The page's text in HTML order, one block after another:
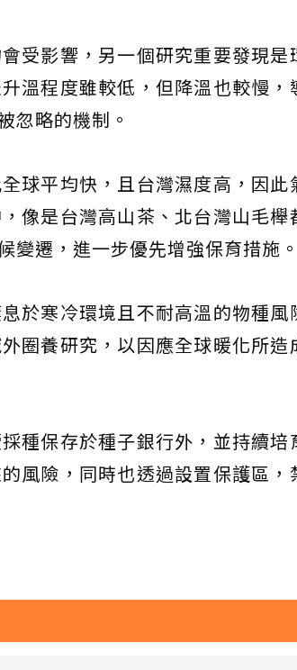
受影響，另一個研究重要發現是
溫程度雖較低，但降溫也較慢，
忽略的機制。
球平均快，且台灣濕度高，因此
像是台灣高山茶、北台灣山毛櫸
變遷，進一步優先增強保育措施。
於寒冷環境且不耐高溫的物種風
圈養研究，以因應全球暖化所造
種保存於種子銀行外，並持續培
風險，同時也透過設置保護區，